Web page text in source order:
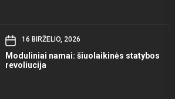
16 BIRŽELIO, 2026
Moduliniai namai: šiuolaikinės statybos
revoliucija